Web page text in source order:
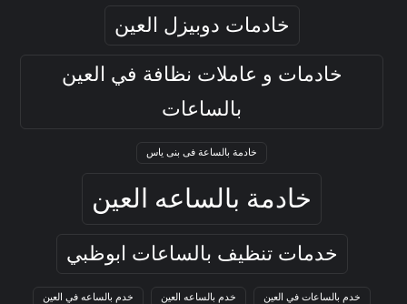
خادمات دوبيزل العين
خادمات و عاملات نظافة في العين
بالساعات
خادمة بالساعة فى بنى ياس
خادمة بالساعه العين
خدمات تنظيف بالساعات ابوظبي
خدم بالساعات في العين خدم بالساعه العين خدم بالساعه في العين